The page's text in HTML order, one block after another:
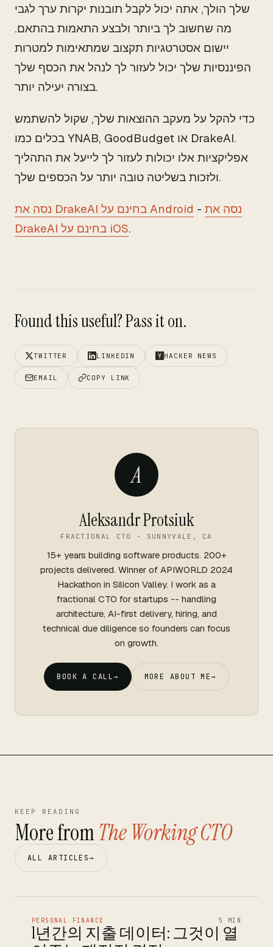
שלך הולך, אתה יכול לקבל תובנות יקרות ערך לגבי
מה שחשוב לך ביותר ולבצע התאמות בהתאם.
יישום אסטרטגיות תקצוב שמתאימות למטרות
הפיננסיות שלך יכול לעזור לך לנהל את הכסף שלך
בצורה יעילה יותר.
כדי להקל על מעקב ההוצאות שלך, שקול להשתמש
בכלים כמו YNAB, GoodBudget או DrakeAI.
אפליקציות אלו יכולות לעזור לך לייעל את התהליך
ולזכות בשליטה טובה יותר על הכספים שלך.
נסה את DrakeAI בחינם על Android - נסה את
DrakeAI בחינם על iOS.
Found this useful? Pass it on.
TWITTER LINKEDIN HACKER NEWS
EMAIL COPY LINK
A
Aleksandr Protsiuk
FRACTIONAL CTO - SUNNYVALE, CA
15+ years building software products. 200+
projects delivered. Winner of APIWORLD 2024
Hackathon in Silicon Valley. I work as a
fractional CTO for startups -- handling
architecture, AI-first delivery, hiring, and
technical due diligence so founders can focus
on growth.
BOOK A CALL→ MORE ABOUT ME→
KEEP READING
More fromThe Working CTO
ALL ARTICLES→
PERSONAL FINANCE 5 MIN
1년간의 지출 데이터: 그것이 열